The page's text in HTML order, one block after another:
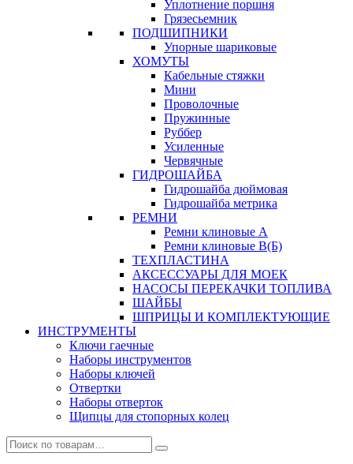
Уплотнение поршня
Грязесьемник
ПОДШИПНИКИ
Упорные шариковые
ХОМУТЫ
Кабельные стяжки
Мини
Проволочные
Пружинные
Руббер
Усиленные
Червячные
ГИДРОШАЙБА
Гидрошайба дюймовая
Гидрошайба метрика
РЕМНИ
Ремни клиновые А
Ремни клиновые В(Б)
ТЕХПЛАСТИНА
АКСЕССУАРЫ ДЛЯ МОЕК
НАСОСЫ ПЕРЕКАЧКИ ТОПЛИВА
ШАЙБЫ
ШПРИЦЫ И КОМПЛЕКТУЮЩИЕ
ИНСТРУМЕНТЫ
Ключи гаечные
Наборы инструментов
Наборы ключей
Отвертки
Наборы отверток
Щипцы для стопорных колец